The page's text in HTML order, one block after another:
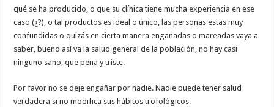
qué se ha producido, o que su clínica tiene mucha experiencia en ese
caso (¿?), o tal productos es ideal o único, las personas estas muy
confundidas o quizás en cierta manera engañadas o mareadas vaya a
saber, bueno así va la salud general de la población, no hay casi
ninguno sano, que pena y triste.
Por favor no se deje engañar por nadie. Nadie puede tener salud
verdadera si no modifica sus hábitos trofológicos.